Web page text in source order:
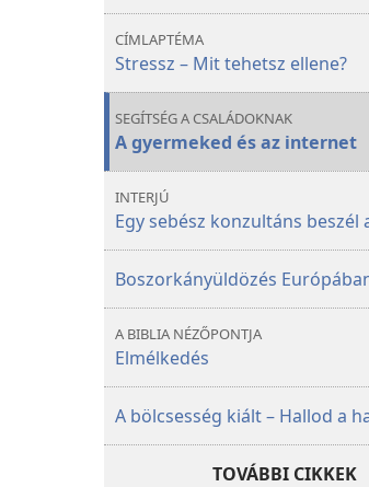
CÍMLAPTÉMA
Stressz – Mit tehetsz ellene?
SEGÍTSÉG A CSALÁDOKNAK
A gyermeked és az internet
INTERJÚ
Egy sebész konzultáns beszél
Boszorkányüldözés
A BIBLIA NÉZŐPONTJA
Elmélkedés
A bölcsesség kiált – Hallod a
TOVÁBBI CIKKEK